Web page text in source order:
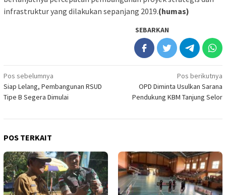
infrastruktur yang dilakukan sepanjang 2019.(humas)
SEBARKAN
Navigasi
pos
Pos sebelumnya
Siap Lelang, Pembangunan RSUD
Tipe B Segera Dimulai
Pos berikutnya
OPD Diminta Usulkan Sarana
Pendukung KBM Tanjung Selor
POS TERKAIT